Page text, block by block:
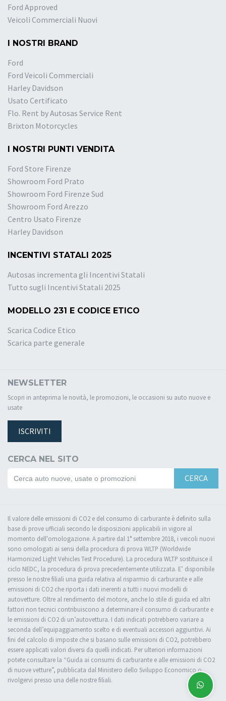
Ford Approved
Veicoli Commerciali Nuovi
I NOSTRI BRAND
Ford
Ford Veicoli Commerciali
Harley Davidson
Usato Certificato
Flo. Rent by Autosas Service Rent
Brixton Motorcycles
I NOSTRI PUNTI VENDITA
Ford Store Firenze
Showroom Ford Prato
Showroom Ford Firenze Sud
Showroom Ford Arezzo
Centro Usato Firenze
Harley Davidson
INCENTIVI STATALI 2025
Autosas incrementa gli Incentivi Statali
Tutto sugli Incentivi Statali 2025
MODELLO 231 E CODICE ETICO
Scarica Codice Etico
Scarica parte generale
NEWSLETTER
Scopri in anteprima le novità, le promozioni, le occasioni su auto nuove e
usate
ISCRIVITI
CERCA NEL SITO
CERCA
Il valore delle emissioni di CO2 e del consumo di carburante è definito sulla
base di prove ufficiali secondo le disposizioni applicabili in vigore al
momento dell'omologazione. A partire dal 1° settembre 2018, i veicoli nuovi
sono omologati ai sensi della procedura di prova WLTP (Worldwide
Harmonized Light Vehicles Test Procedure). La procedura WLTP sostituisce il
ciclo NEDC, la procedura di prova precedentemente utilizzata. E’ disponibile
presso le nostre filiali una guida relativa al risparmio di carburante e alle
emissioni di CO2 che riporta i dati inerenti a tutti i nuovi modelli di
autovetture. Oltre al rendimento del motore, anche lo stile di guida ed altri
fattori non tecnici contribuiscono a determinare il consumo di carburante e
le emissioni di CO2 di un’autovettura. I dati indicati potrebbero variare a
seconda dell’equipaggiamento scelto e di eventuali accessori aggiuntivi. Ai
fini del calcolo di imposte che si basano sulle emissioni di CO2, potrebbero
essere applicati valori diversi da quelli indicati. Per ulteriori informazioni
potete consultare la “Guida ai consumi di carburante e alle emissioni di CO2
di nuove vetture”, pubblicata dal Ministero dello Sviluppo Economico o
rivolgervi presso una delle nostre filiali.